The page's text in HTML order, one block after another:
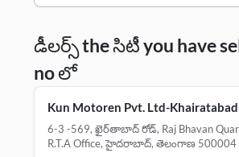
డీలర్స్ the సిటీ you have
no లో
Kun Motoren Pvt. Ltd-Khairatabad
6-3 -569, ఖైర్‌తాబాద్ రోడ్, Raj Bhavan
R.t.a Office, హైదరాబాద్, తెలంగాణ 500004